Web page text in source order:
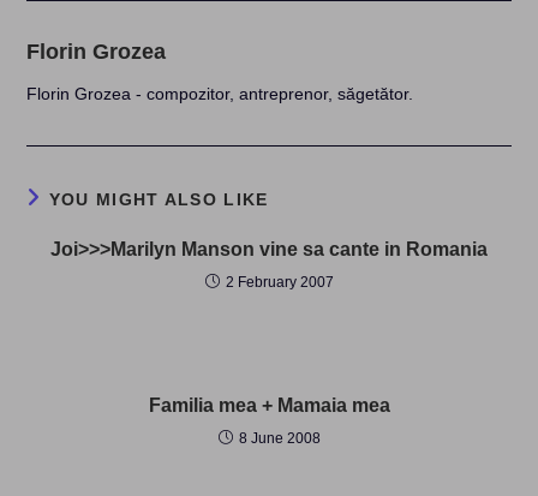
Florin Grozea
Florin Grozea - compozitor, antreprenor, săgetător.
YOU MIGHT ALSO LIKE
Joi>>>Marilyn Manson vine sa cante in Romania
2 February 2007
Familia mea + Mamaia mea
8 June 2008